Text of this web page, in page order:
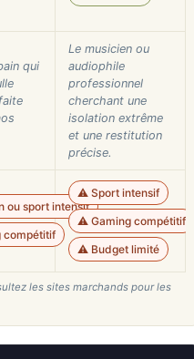
qui
Le musicien ou
audiophile
professionnel
cherchant une
isolation extrême
et une restitution
précise.
ou sport intensif
compétitif
⚠️ Sport intensif
⚠️ Gaming compétitif
⚠️ Budget limité
les sites marchands pour les